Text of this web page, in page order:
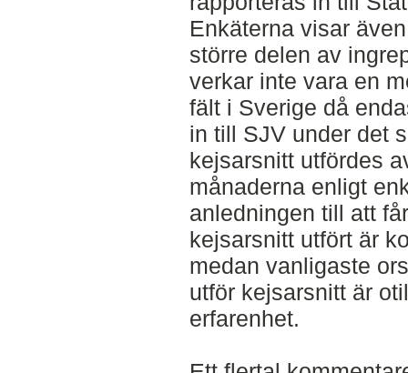
Enkäterna visar
större delen av
verkar inte vara en
fält i Sverige då
in till SJV under det
kejsarsnitt utfördes
månaderna enligt
anledningen till att
kejsarsnitt utfört är
medan vanligaste
utför kejsarsnitt är
erfarenhet.